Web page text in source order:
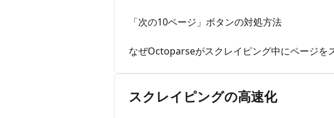
「次の10ページ」ボタンの対処方法
なぜOctoparseがスクレイピング中にページを
スクレイピングの高速化